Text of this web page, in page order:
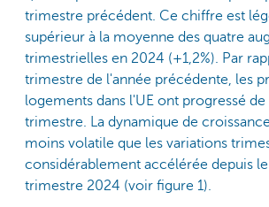
trimestre précédent. Ce chiffre est
supérieur à la moyenne des quatre
trimestrielles en 2024 (+1,2%). Par
trimestre de l'année précédente, les
logements dans l'UE ont progressé
trimestre. La dynamique de
moins volatile que les variations
considérablement accélérée depuis
trimestre 2024 (voir figure 1).